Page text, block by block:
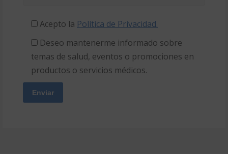
Acepto la Política de Privacidad.
Deseo mantenerme informado sobre
temas de salud, eventos o promociones en
productos o servicios médicos.